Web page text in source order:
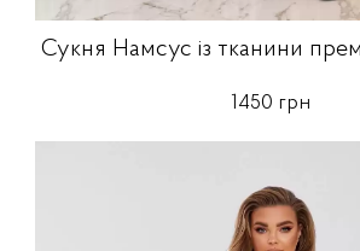
Сукня Намсус із тканини
1450 грн